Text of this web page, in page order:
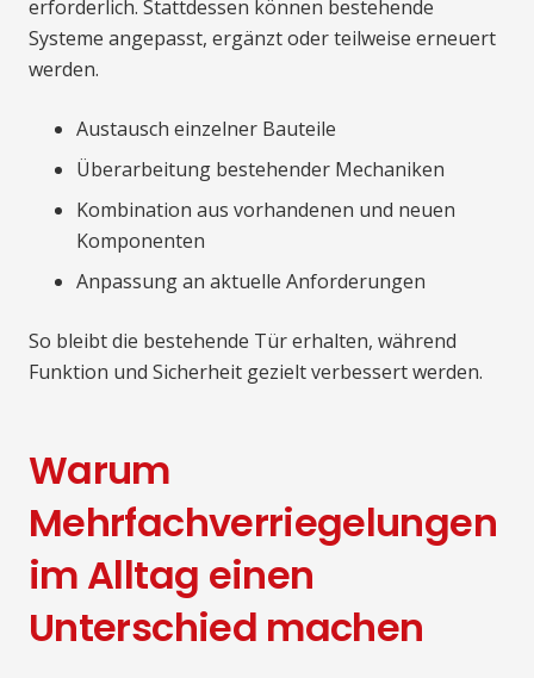
erforderlich. Stattdessen können bestehende
Systeme angepasst, ergänzt oder teilweise erneuert
werden.
Austausch einzelner Bauteile
Überarbeitung bestehender Mechaniken
Kombination aus vorhandenen und neuen
Komponenten
Anpassung an aktuelle Anforderungen
So bleibt die bestehende Tür erhalten, während
Funktion und Sicherheit gezielt verbessert werden.
Warum
Mehrfachverriegelungen
im Alltag einen
Unterschied machen